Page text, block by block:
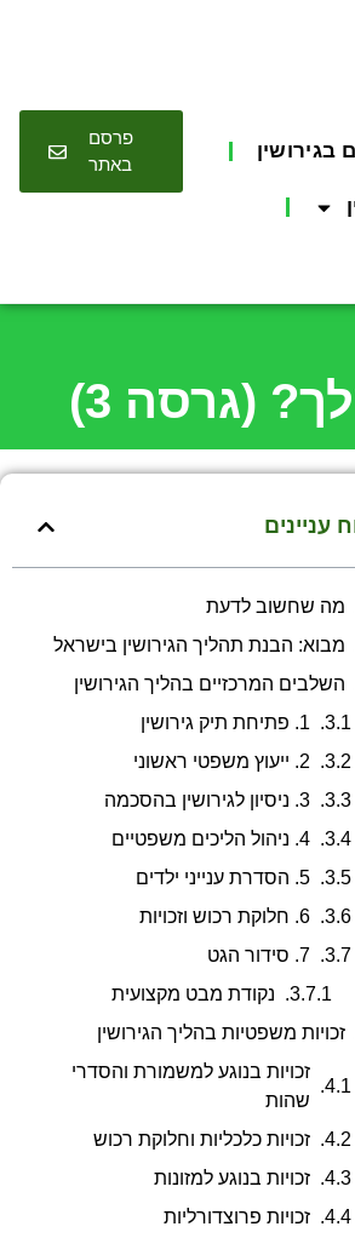
בגירושין
פרסם
באתר
(גרסה 3)
עניינים
מה שחשוב לדעת
מבוא: הבנת תהליך הגירושין בישראל
השלבים המרכזיים בהליך הגירושין
1. פתיחת תיק גירושין
2. ייעוץ משפטי ראשוני
3. ניסיון לגירושין בהסכמה
4. ניהול הליכים משפטיים
5. הסדרת ענייני ילדים
6. חלוקת רכוש וזכויות
7. סידור הגט
נקודת מבט מקצועית
זכויות משפטיות בהליך הגירושין
זכויות בנוגע למשמורת והסדרי
שהות
זכויות כלכליות וחלוקת רכוש
זכויות בנוגע למזונות
זכויות פרוצדורליות